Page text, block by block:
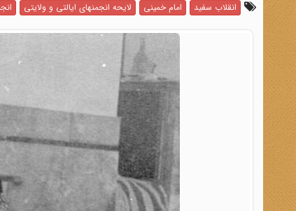
انقلاب سفید امام خمینی لایحه انجمن‏های ایالتی و ولایتی